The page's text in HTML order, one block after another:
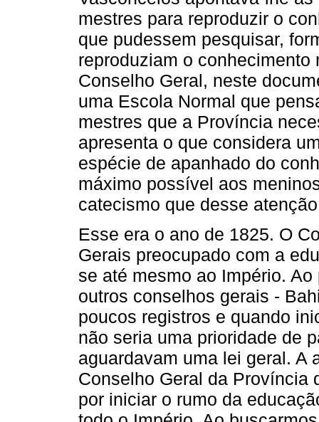
mestres para reproduzir o
que pudessem pesquisar,
reproduziam o
Conselho Geral, neste
uma Escola Normal que
mestres que a Província
apresenta o que considera
espécie de apanhado do
máximo possível aos
catecismo que desse
Esse era o ano de 1825. O
Gerais preocupado com a
se até mesmo ao Império.
outros conselhos gerais -
poucos registros e quando
não seria uma prioridade de
aguardavam uma lei geral. A
Conselho Geral da Província
por iniciar o rumo da